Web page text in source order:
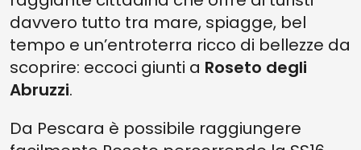
davvero tutto tra mare, spiagge, bel
tempo e un’entroterra ricco di bellezze da
scoprire: eccoci giunti a Roseto degli
Abruzzi.
Da Pescara è possibile raggiungere